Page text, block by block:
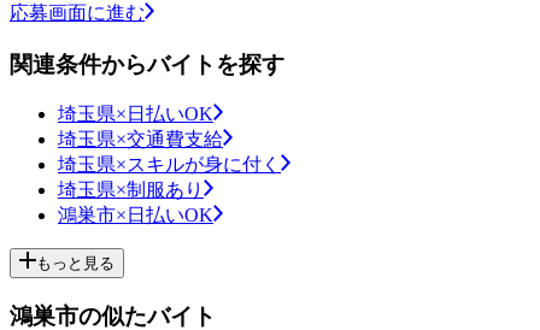
応募画面に進む
関連条件からバイトを探す
埼玉県×日払いOK
埼玉県×交通費支給
埼玉県×スキルが身に付く
埼玉県×制服あり
鴻巣市×日払いOK
もっと見る
鴻巣市の似たバイト